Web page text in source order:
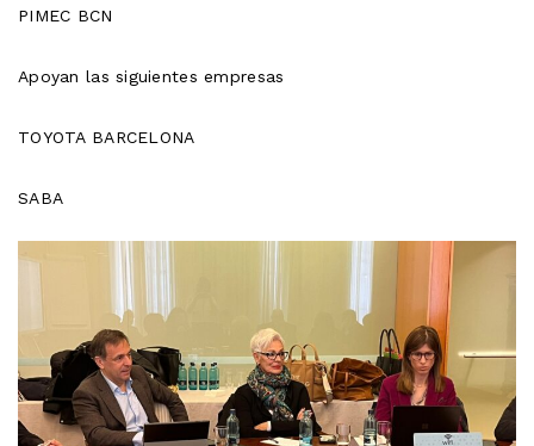
PIMEC BCN
Apoyan las siguientes empresas
TOYOTA BARCELONA
SABA